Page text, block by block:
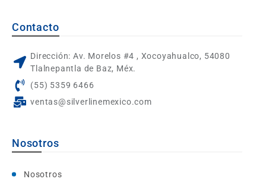
Contacto
Dirección: Av. Morelos #4 , Xocoyahualco, 54080
Tlalnepantla de Baz, Méx.
(55) 5359 6466
ventas@silverlinemexico.com
Nosotros
Nosotros